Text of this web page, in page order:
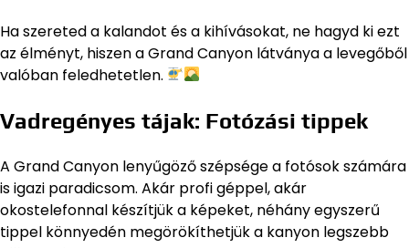
Ha szereted a kalandot és a kihívásokat, ne hagyd ki ezt
az élményt, hiszen a Grand Canyon látványa a levegőből
valóban feledhetetlen.
Vadregényes tájak: Fotózási tippek
A Grand Canyon lenyűgöző szépsége a fotósok számára
is igazi paradicsom. Akár profi géppel, akár
okostelefonnal készítjük a képeket, néhány egyszerű
tippel könnyedén megörökíthetjük a kanyon legszebb